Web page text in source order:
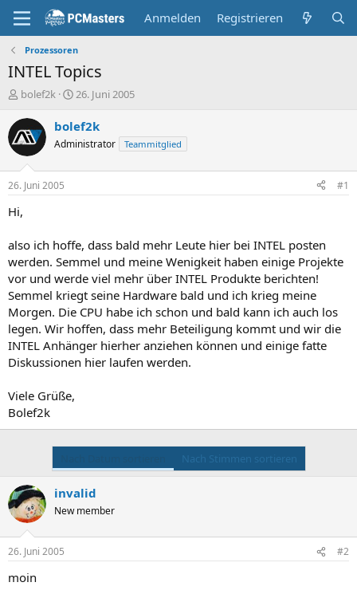
Anmelden Registrieren
Prozessoren
INTEL Topics
E
s
t
e
bolef2k
E
s
t
e
t
26. Juni 2005
bolef2k
Administrator Teammitglied
26. Juni 2005 #1
Hi,
also ich hoffe, dass bald mehr Leute hier bei INTEL posten
werden. Semmel und meine Wenigkeit haben einige Projekte
vor und werde viel mehr über INTEL Produkte berichten!
Semmel kriegt seine Hardware bald und ich krieg meine
Morgen. Die CPU habe ich schon und bald kann ich auch los
legen. Wir hoffen, dass mehr Beteiligung kommt und wir die
INTEL Anhänger hierher anziehen können und einige fatte
Diskussionen hier laufen werden.
Viele Grüße,
Bolef2k
Nach Stimmen sortieren
invalid
New member
26. Juni 2005 #2
moin